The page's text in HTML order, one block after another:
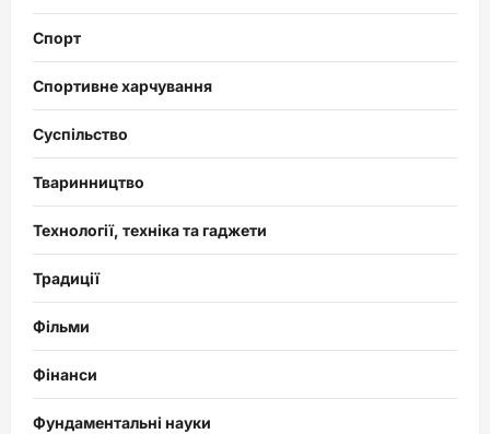
Спорт
Спортивне харчування
Суспільство
Тваринництво
Технології, техніка та гаджети
Традиції
Фільми
Фінанси
Фундаментальні науки